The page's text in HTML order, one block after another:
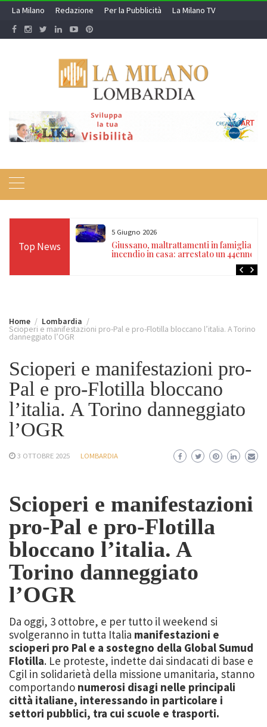
Skip
content
La Milano Redazione Per la Pubblicità La Milano TV
Top News
riportano a
5 Giugno 2026
Giussano, maltrattamenti in famiglia e
incendio in casa: arrestato un 44enne
Home Lombardia
Scioperi e manifestazioni pro-Pal e pro-Flotilla bloccano l’italia. A Torino
danneggiato l’OGR
Scioperi e manifestazioni pro-
Pal e pro-Flotilla bloccano
l’italia. A Torino danneggiato
l’OGR
3 OTTOBRE 2025 LOMBARDIA
Scioperi e manifestazioni
pro-Pal e pro-Flotilla
bloccano l’italia. A
Torino danneggiato
l’OGR
Da oggi, 3 ottobre, e per tutto il weekend si
svolgeranno in tutta Italia manifestazioni e
scioperi pro Pal e a sostegno della Global Sumud
Flotilla. Le proteste, indette dai sindacati di base e
Cgil in solidarietà della missione umanitaria, stanno
comportando numerosi disagi nelle principali
città italiane, interessando in particolare i
settori pubblici, tra cui scuole e trasporti.